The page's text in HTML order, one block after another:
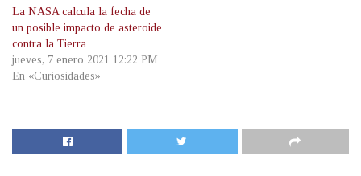
La NASA calcula la fecha de
un posible impacto de asteroide
contra la Tierra
jueves, 7 enero 2021 12:22 PM
En «Curiosidades»